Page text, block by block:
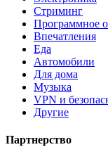
Стриминг
Программное
Впечатления
Еда
Автомобили
Для дома
Музыка
VPN и
Другие
Партнерство